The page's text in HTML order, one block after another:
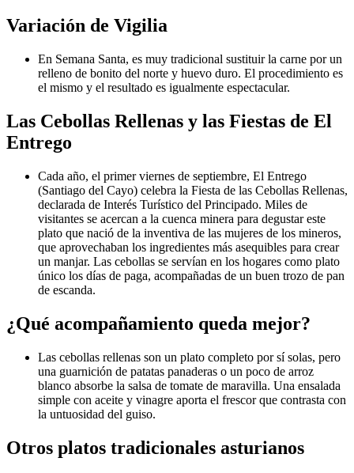
Variación de Vigilia
En Semana Santa, es muy tradicional sustituir la carne por un
relleno de bonito del norte y huevo duro. El procedimiento es
el mismo y el resultado es igualmente espectacular.
Las Cebollas Rellenas y las Fiestas de El
Entrego
Cada año, el primer viernes de septiembre, El Entrego
(Santiago del Cayo) celebra la Fiesta de las Cebollas Rellenas,
declarada de Interés Turístico del Principado. Miles de
visitantes se acercan a la cuenca minera para degustar este
plato que nació de la inventiva de las mujeres de los mineros,
que aprovechaban los ingredientes más asequibles para crear
un manjar. Las cebollas se servían en los hogares como plato
único los días de paga, acompañadas de un buen trozo de pan
de escanda.
¿Qué acompañamiento queda mejor?
Las cebollas rellenas son un plato completo por sí solas, pero
una guarnición de patatas panaderas o un poco de arroz
blanco absorbe la salsa de tomate de maravilla. Una ensalada
simple con aceite y vinagre aporta el frescor que contrasta con
la untuosidad del guiso.
Otros platos tradicionales asturianos